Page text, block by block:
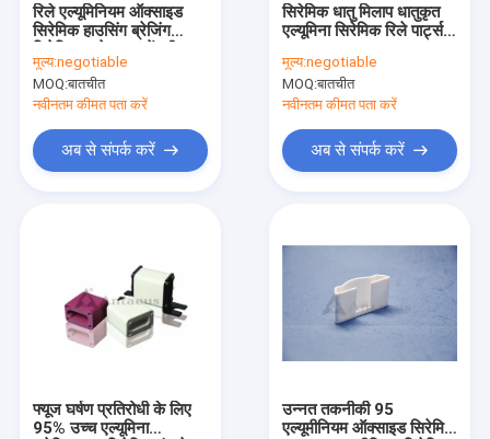
रिले एल्यूमिनियम ऑक्साइड
सिरेमिक हाउसिंग ब्रेजिंग
3.6g/Cm3
मूल्य:negotiable
MOQ:बातचीत
नवीनतम कीमत पता करें
अब से संपर्क करें
सिरेमिक धातु मिलाप धातुकृत
एल्यूमिना सिरेमिक रिले पार्ट्स
मूल्य:negotiable
MOQ:बातचीत
नवीनतम कीमत पता करें
अब से संपर्क करें
फ्यूज घर्षण प्रतिरोधी के लिए
95% उच्च एल्यूमिना
उन्नत तकनीकी 95
एल्यूमीनियम ऑक्साइड सिरेमिक